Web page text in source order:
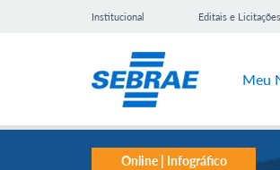
Institucional Editais e Licitações
Meu
Online | Infográfico